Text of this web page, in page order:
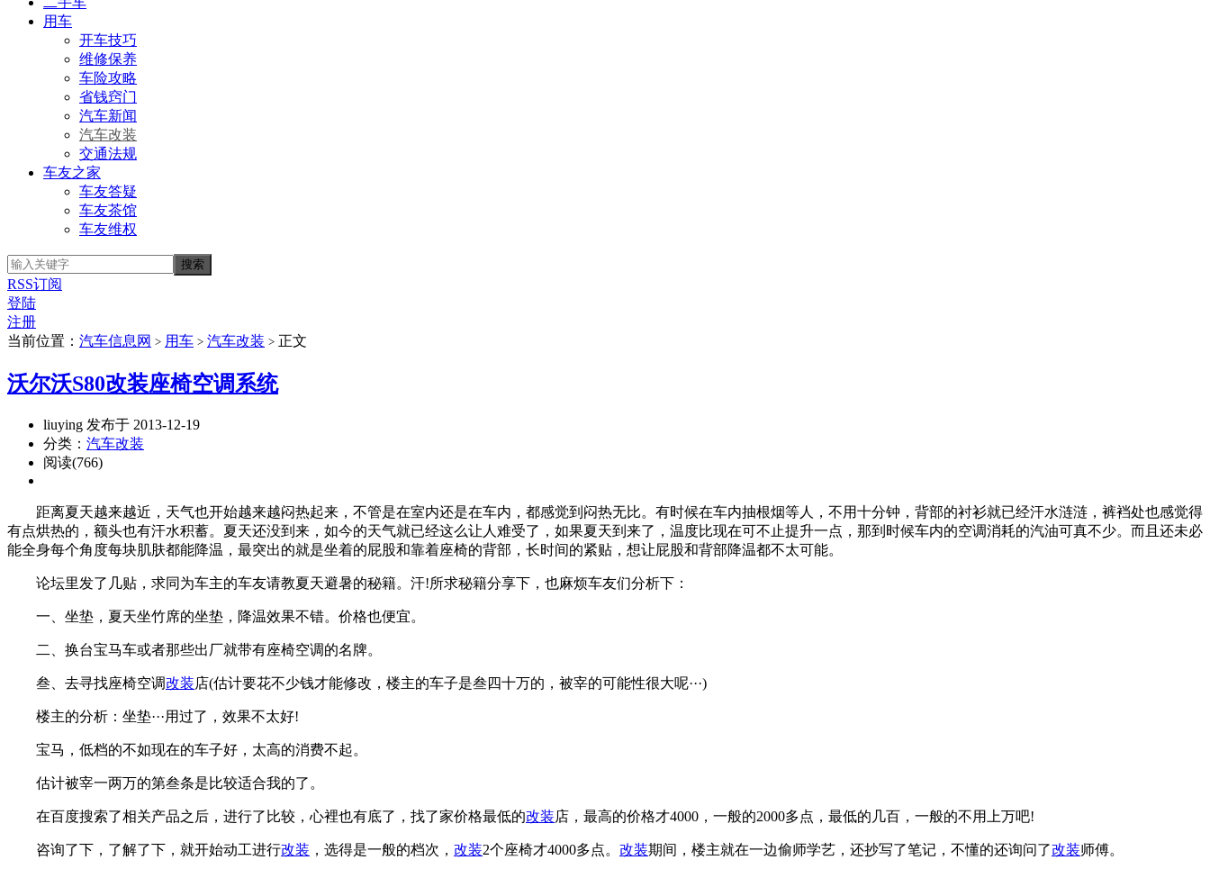
用车
开车技巧
维修保养
车险攻略
省钱窍门
汽车新闻
汽车改装
交通法规
车友之家
车友答疑
车友茶馆
车友维权
RSS订阅
登陆
注册
当前位置： 汽车信息网 > 用车 > 汽车改装 > 正文
沃尔沃S80改装座椅空调系统
liuying 发布于 2013-12-19
分类： 汽车改装
阅读(766)
距离夏天越来越近，天气也开始越来越闷热起来，不管是在室内还是在车内，都感觉到闷热无比。有时候在车内抽根烟等人，不用十分钟，背部的衬衫就已经汗水涟涟，裤裆处也感觉得
有点烘热的，额头也有汗水积蓄。夏天还没到来，如今的天气就已经这么让人难受了，如果夏天到来了，温度比现在可不止提升一点，那到时候车内的空调消耗的汽油可真不少。而且还未必
能全身每个角度每块肌肤都能降温，最突出的就是坐着的屁股和靠着座椅的背部，长时间的紧贴，想让屁股和背部降温都不太可能。
论坛里发了几贴，求同为车主的车友请教夏天避暑的秘籍。汗!所求秘籍分享下，也麻烦车友们分析下：
一、坐垫，夏天坐竹席的坐垫，降温效果不错。价格也便宜。
二、换台宝马车或者那些出厂就带有座椅空调的名牌。
叁、去寻找座椅空调改装店(估计要花不少钱才能修改，楼主的车子是叁四十万的，被宰的可能性很大呢···)
楼主的分析：坐垫···用过了，效果不太好!
宝马，低档的不如现在的车子好，太高的消费不起。
估计被宰一两万的第叁条是比较适合我的了。
在百度搜索了相关产品之后，进行了比较，心裡也有底了，找了家价格最低的改装店，最高的价格才4000，一般的2000多点，最低的几百，一般的不用上万吧!
咨询了下，了解了下，就开始动工进行改装 ，选得是一般的档次， 改装2个座椅才4000多点。 改装期间，楼主就在一边偷师学艺，还抄写了笔记，不懂的还询问了改装师傅。